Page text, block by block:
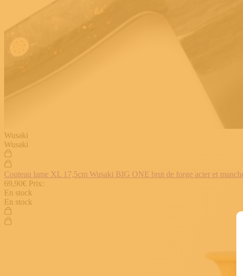
Wusaki
Wusaki
Couteau lame XL 17,5cm Wusaki BIG ONE brut de forge acier et
69,90€ Prix:
En stock
En stock